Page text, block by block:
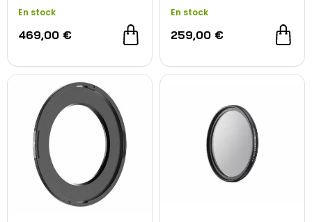
En stock
469,00 €
En stock
259,00 €